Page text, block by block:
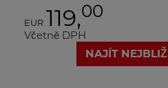
EUR 119,00
Včetně DPH
NAJÍT